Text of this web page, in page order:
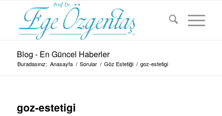
Blog - En Güncel Haberler
Buradasınız: Anasayfa / Sorular / Göz Estetiği / goz-estetigi
goz-estetigi